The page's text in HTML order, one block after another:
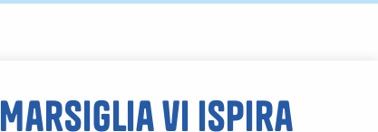
Marsiglia vi ispira